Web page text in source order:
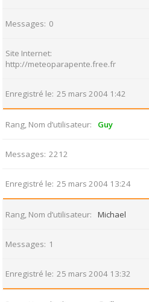
Messages 0
Site Internet
http://meteoparapente.free.fr
Enregistré le 25 mars 2004 1:42
Rang, Nom d’utilisateur Guy
Messages 2212
Enregistré le 25 mars 2004 13:24
Rang, Nom d’utilisateur Michael
Messages 1
Enregistré le 25 mars 2004 13:32